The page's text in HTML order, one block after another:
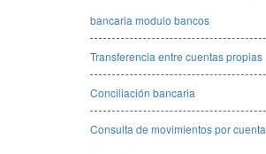
bancaria modulo bancos
Transferencia entre cuentas propias
Conciliación bancaria
Consulta de movimientos por cuenta